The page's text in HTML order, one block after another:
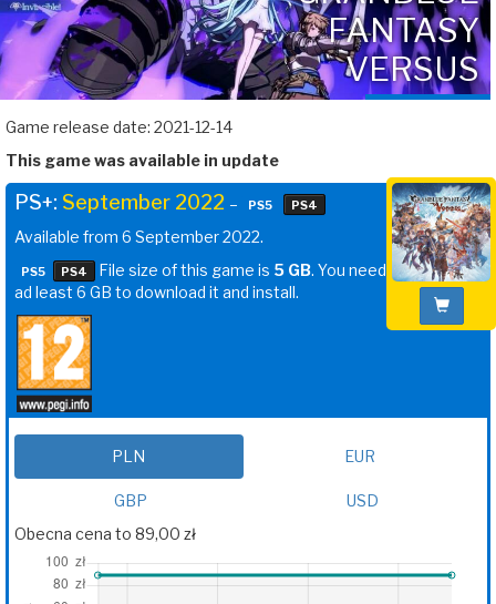
FANTASY
VERSUS
Game release date: 2021-12-14
This game was available in update
PS+: September 2022 – PS5 PS4
Available from 6 September 2022.
PS5 PS4 File size of this game is 5 GB. You need
ad least 6 GB to download it and install.
PLN EUR
GBP
USD
Obecna cena to 89,00 zł